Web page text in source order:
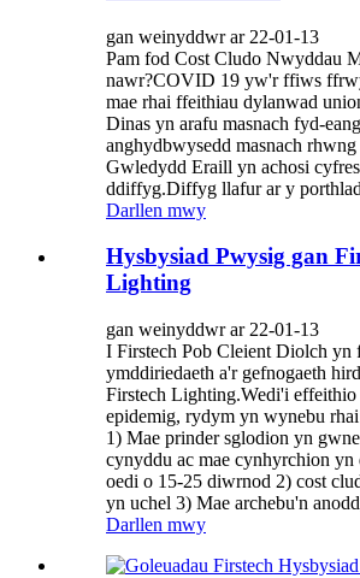
gan weinyddwr ar 22-01-13
Pam fod Cost Cludo Nwyddau
nawr?COVID 19 yw'r ffiws
mae rhai ffeithiau dylanwad
Dinas yn arafu masnach fyd-
anghydbwysedd masnach
Gwledydd Eraill yn achosi
ddiffyg.Diffyg llafur ar y
Darllen mwy
Hysbysiad Pwysig gan
Lighting
gan weinyddwr ar 22-01-13
I Firstech Pob Cleient Diolch yn
ymddiriedaeth a'r gefnogaeth
Firstech Lighting.Wedi'i effeithio
epidemig, rydym yn wynebu
1) Mae prinder sglodion yn
cynyddu ac mae cynhyrchion yn
oedi o 15-25 diwrnod 2) cost
yn uchel 3) Mae archebu'n
Darllen mwy